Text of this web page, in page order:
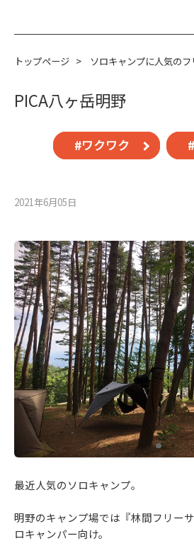
トップページ > ソロキャンプに人気の
PICA八ヶ岳明野
#ワクワク
2021年6月05⽇
最近人気のソロキャンプ。
明野のキャンプ場では『林間フリー
ロキャンパー向け。